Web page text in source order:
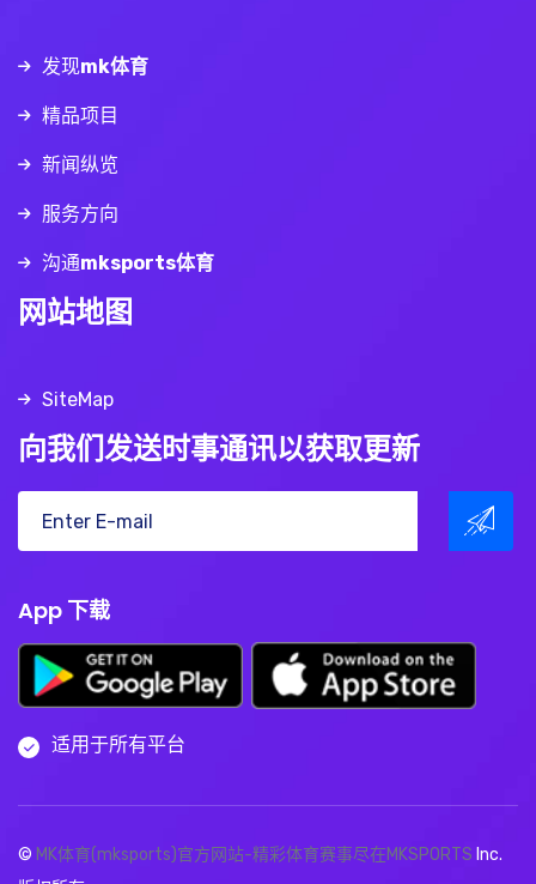
发现mk体育
精品项目
新闻纵览
服务方向
沟通mksports体育
网站地图
SiteMap
向我们发送时事通讯以获取更新
App 下载
适用于所有平台
© MK体育(mksports)官方网站-精彩体育赛事尽在MKSPORTS Inc.